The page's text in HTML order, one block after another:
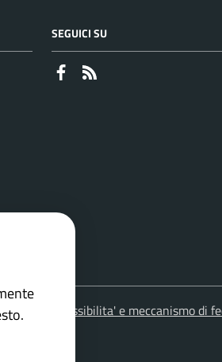
SEGUICI SU
Faceboook
Accessibilita' e meccanismo di